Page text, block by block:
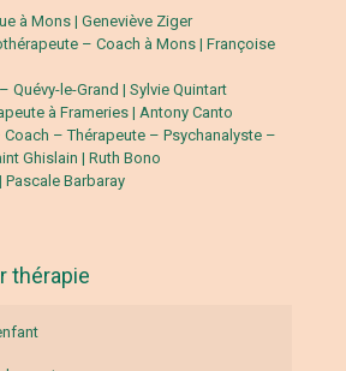
à Mons | Geneviève Ziger
– Coach à Mons | Françoise
Quévy-le-Grand | Sylvie Quintart
à Frameries | Antony Canto
– Thérapeute – Psychanalyste –
Ghislain | Ruth Bono
Pascale Barbaray
thérapie